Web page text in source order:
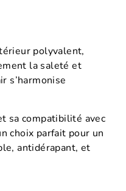
polyvalent,
la saleté et
s’harmonise
sa compatibilité avec
choix parfait pour un
antidérapant, et